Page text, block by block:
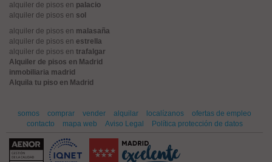
alquiler de pisos en palacio
alquiler de pisos en sol
alquiler de pisos en malasaña
alquiler de pisos en estrella
alquiler de pisos en trafalgar
Alquiler de pisos en Madrid
inmobiliaria madrid
Alquila tu piso en Madrid
somos comprar vender alquilar localízanos
ofertas de empleo
contacto
mapa web Aviso Legal Política protección de datos